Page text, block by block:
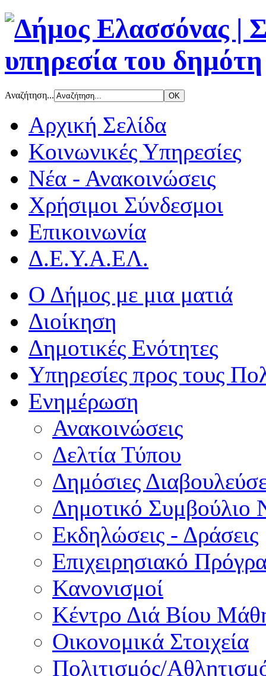
Αναζήτηση...
Αρχική Σελίδα
Κοινωνικές Υπηρεσίες
Νέα - Ανακοινώσεις
Χρήσιμοι Σύνδεσμοι
Επικοινωνία
Δ.Ε.Υ.Α.ΕΛ.
Ο Δήμος με μια ματιά
Διοίκηση
Δημοτικές Ενότητες
Υπηρεσίες προς τους
Ενημέρωση
Ανακοινώσεις
Δελτία Τύπου
Δημόσιες
Δημοτικό Συμβούλιο
Εκδηλώσεις - Δράσεις
Επιχειρησιακό
Κανονισμοί
Κέντρο Διά Βίου
Οικονομικά Στοιχεία
Πολιτισμός/